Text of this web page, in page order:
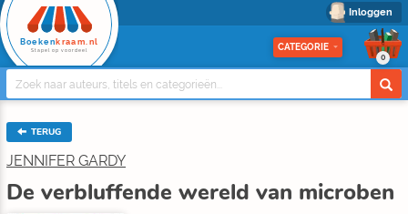
Inloggen
Boeken kraam.nl
Stapel op voordeel CATEGORIE
0
TERUG
JENNIFER GARDY
De verbluffende wereld van microben